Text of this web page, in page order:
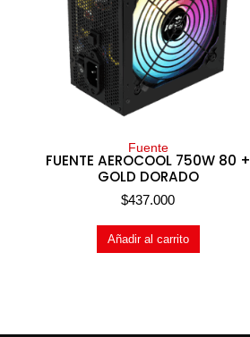
Fuente
FUENTE AEROCOOL 750W 80 +
GOLD DORADO
$437.000
Añadir al carrito